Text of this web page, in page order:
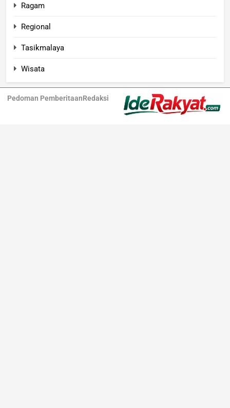
Ragam
Regional
Tasikmalaya
Wisata
Pedoman PemberitaanRedaksi